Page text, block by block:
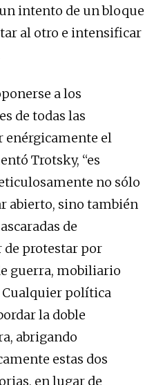
intento de un bloque
al otro e intensificar
a los
de todas las
enérgicamente el
Trotsky, “es
no sólo
abierto, sino también
de
protestar por
guerra, mobiliario
Cualquier política
la doble
abrigando
estas dos
en lugar de